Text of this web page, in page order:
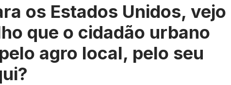
os Estados Unidos, vejo
que o cidadão urbano
agro local, pelo seu